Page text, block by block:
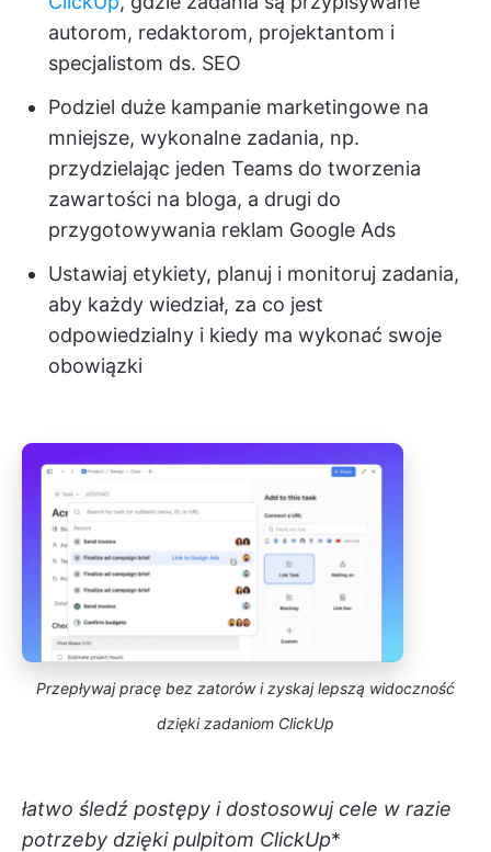
autorom, redaktorom, projektantom i
specjalistom ds. SEO
Podziel duże kampanie marketingowe na
mniejsze, wykonalne zadania, np.
przydzielając jeden Teams do tworzenia
zawartości na bloga, a drugi do
przygotowywania reklam Google Ads
Ustawiaj etykiety, planuj i monitoruj zadania,
aby każdy wiedział, za co jest
odpowiedzialny i kiedy ma wykonać swoje
obowiązki
Przepływaj pracę bez zatorów i zyskaj lepszą widoczność
dzięki zadaniom ClickUp
łatwo śledź postępy i dostosowuj cele w razie
potrzeby dzięki pulpitom ClickUp*